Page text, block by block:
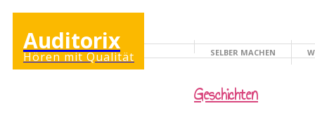
Auditorix
Hören mit Qualität KINDERSEITE
SELBER MACHEN
Geschichten